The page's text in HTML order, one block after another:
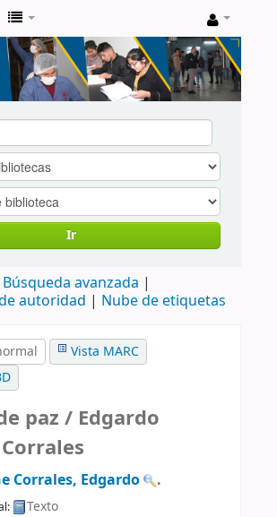
Ir
Búsqueda avanzada
autoridad
Nube de etiquetas
Vista MARC
paz / Edgardo
Corrales, Edgardo .
Texto